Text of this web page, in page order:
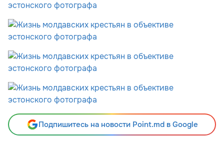
Подпишитесь на новости Point.md в Google